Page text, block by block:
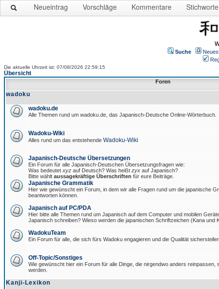
Neueintrag Vorschläge Kommentare Stichworte
Suche
Die aktuelle Uhrzeit ist: 07/08/2026 22:59:15
Übersicht
Foren
wadoku
wadoku.de
Alle Themen rund um wadoku.de, das Japanisch-Deutsche Online-Wörterbuch.
Wadoku-Wiki
Alles rund um das entstehende Wadoku-Wiki
Japanisch-Deutsche Übersetzungen
Ein Forum für alle Japanisch-Deutschen Übersetzungsfragen wie:
Was bedeutet xyz auf Deutsch? Was heißt zyx auf Japanisch?
Bitte wählt aussagekräftige Überschriften für eure Beiträge.
Japanische Grammatik
Hier wie gewünscht ein Forum, in dem wir alle Fragen rund um die japanische
beantworten können.
Japanisch auf PC/PDA
Hier bitte alle Themen rund um Japanisch auf dem Computer und mobilen
Japanisch schreiben? Wieso werden die japanischen Schriftzeichen (Kana und
WadokuTeam
Ein Forum für alle, die sich fürs Wadoku engagieren und die Qualität
Off-Topic/Sonstiges
Wie gewünscht hier ein Forum für alle Dinge, die nirgendwo anders reinpassen,
werden.
Kanji-Lexikon